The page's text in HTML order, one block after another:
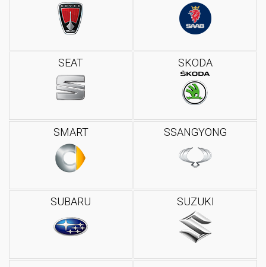
SEAT SKODA
SMART SSANGYONG
SUBARU SUZUKI